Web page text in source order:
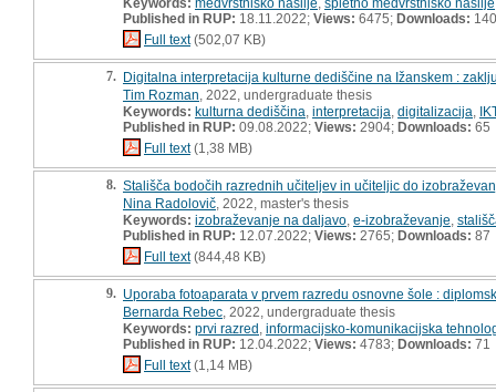
Published in RUP: 18.11.2022; Views: 6475; Downloads: 140
Full text(502,07 KB)
7. Digitalna interpretacija kulturne dediščine na Ižanskem :
Tim Rozman , 2022, undergraduate thesis
Keywords: kulturna dediščina interpretacija digitalizacija
Published in RUP: 09.08.2022; Views: 2904; Downloads: 65
Full text(1,38 MB)
8. Stališča bodočih razrednih učiteljev in učiteljic do
Nina Radolovič , 2022, master's thesis
Keywords: izobraževanje na daljavo e-izobraževanje
Published in RUP: 12.07.2022; Views: 2765; Downloads: 87
Full text(844,48 KB)
9. Uporaba fotoaparata v prvem razredu osnovne šole :
Bernarda Rebec , 2022, undergraduate thesis
Keywords: prvi razred informacijsko-komunikacijska
Published in RUP: 12.04.2022; Views: 4783; Downloads: 71
Full text(1,14 MB)